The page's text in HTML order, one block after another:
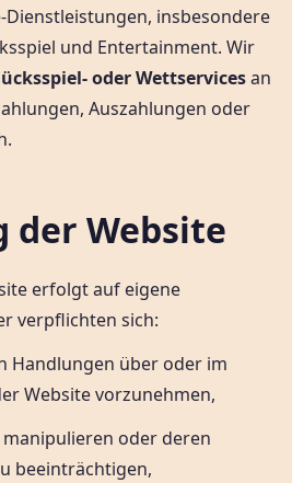
Dienstleistungen, insbesondere
und Entertainment. Wir
oder Wettservicesan
Auszahlungen oder
der Website
erfolgt auf eigene
verpflichten sich:
Handlungen über oder im
Website vorzunehmen,
oder deren
beeinträchtigen,